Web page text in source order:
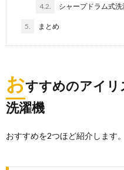
4.2. シャープドラム式洗
5. まとめ
おすすめのアイリ
洗濯機
おすすめを2つほど紹介します。